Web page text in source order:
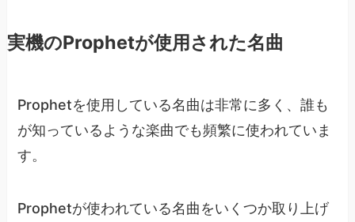
実機のProphetが使用された名曲
Prophetを使用している名曲は非常に多く、誰も
が知っているような楽曲でも頻繁に使われていま
す。
Prophetが使われている名曲をいくつか取り上げ